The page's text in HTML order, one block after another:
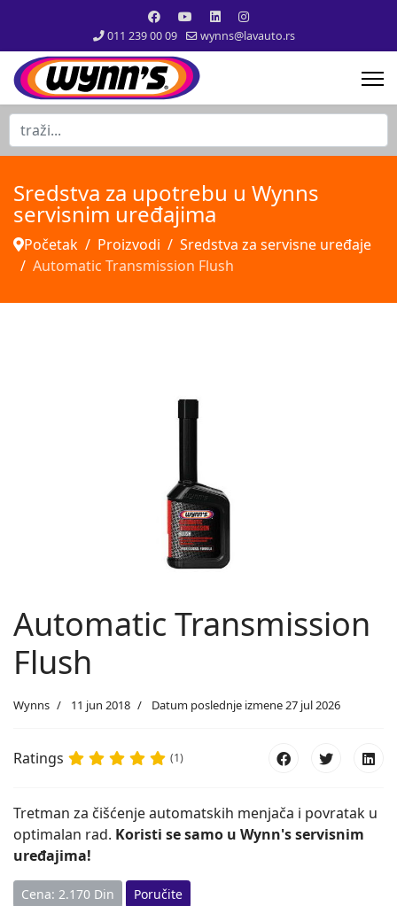
011 239 00 09 wynns@lavauto.rs
traži...
Sredstva za upotrebu u Wynns
servisnim uređajima
Početak Proizvodi
Sredstva za servisne uređaje
Automatic Transmission Flush
Automatic Transmission
Flush
Wynns 11 jun 2018 Datum poslednje izmene 27 jul 2026
Ratings (1)
Tretman za čišćenje automatskih menjača i povratak u
optimalan rad. Koristi se samo u Wynn's servisnim
uređajima!
Cena: 2.170 Din Poručite